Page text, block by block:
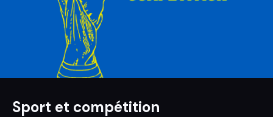
Sport et compétition